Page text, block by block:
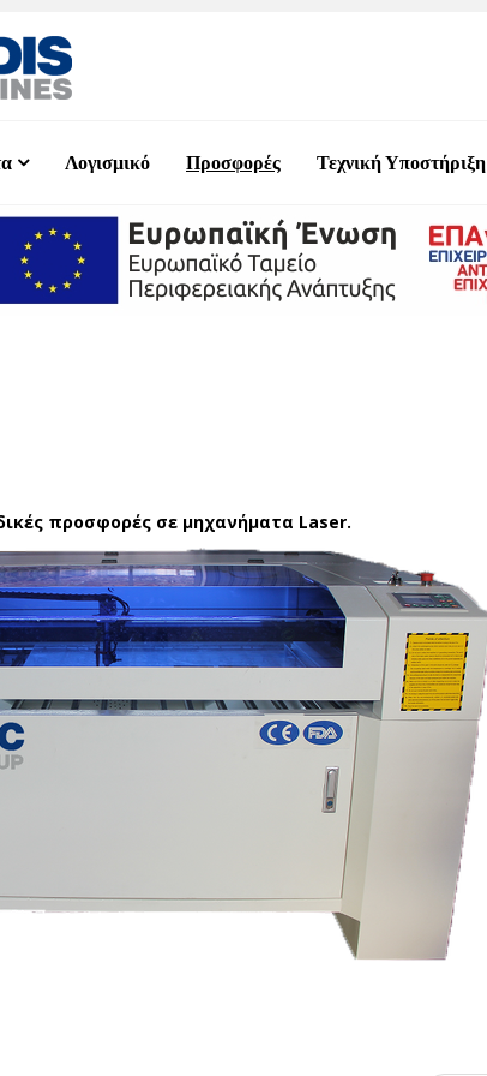
Λογισμικό Προσφορές Τεχνική Υποστήριξη
προσφορές σε μηχανήματα Laser.